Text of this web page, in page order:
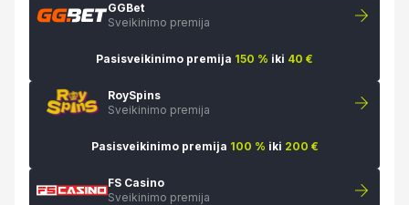
GGBet
Sveikinimo premija
Pasisveikinimo premija 150 % iki 40 €
RoySpins
Sveikinimo premija
Pasisveikinimo premija 100 % iki 200 €
FS Casino
Sveikinimo premija